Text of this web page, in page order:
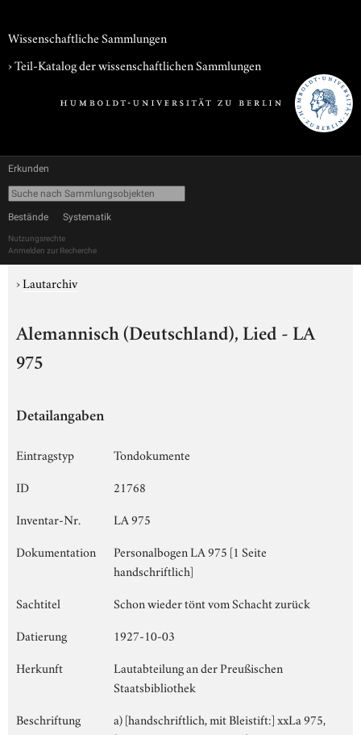
Wissenschaftliche Sammlungen
› Teil-Katalog der wissenschaftlichen Sammlungen
Erkunden
Bestände Systematik
Nutzungsrechte
Anmelden zur Recherche
›Lautarchiv
Alemannisch (Deutschland), Lied - LA
975
Detailangaben
Eintragstyp
Tondokumente
ID
21768
Inventar-Nr.
LA 975
Dokumentation
Personalbogen LA 975 [1 Seite
handschriftlich]
Sachtitel
Schon wieder tönt vom Schacht zurück
Datierung
1927-10-03
Herkunft
Lautabteilung an der Preußischen
Staatsbibliothek
Beschriftung
a) [handschriftlich, mit Bleistift:] xxLa 975,